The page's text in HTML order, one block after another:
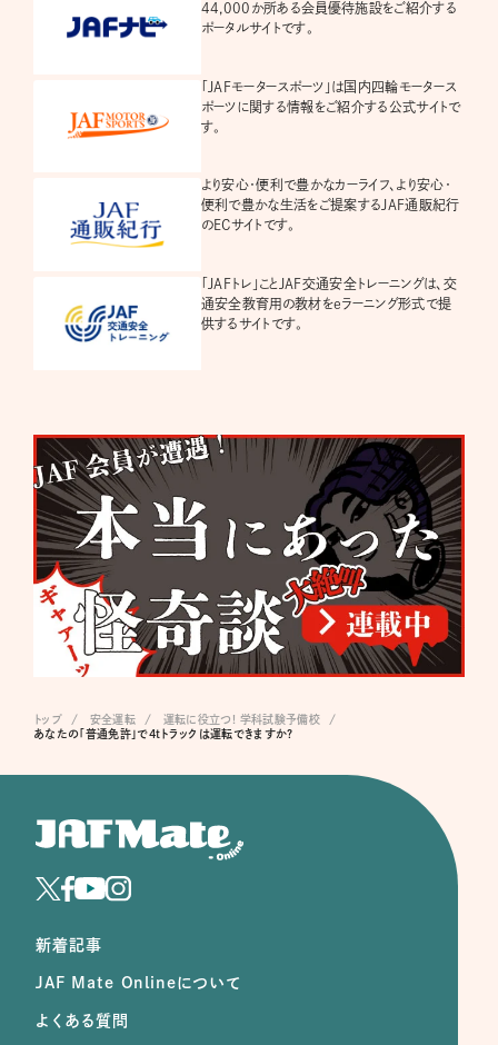
44,000か所ある会員優待施設をご紹介する
ポータルサイトです。
「JAFモータースポーツ」は国内四輪モータース
ポーツに関する情報をご紹介する公式サイトで
す。
より安心・便利で豊かなカーライフ、より安心・
便利で豊かな生活をご提案するJAF通販紀行
のECサイトです。
「JAFトレ」ことJAF交通安全トレーニングは、交
通安全教育用の教材をeラーニング形式で提
供するサイトです。
トップ 安全運転
運転に役立つ! 学科試験予備校
あなたの「普通免許」で4tトラックは運転できますか?
新着記事
JAF Mate Onlineについて
よくある質問